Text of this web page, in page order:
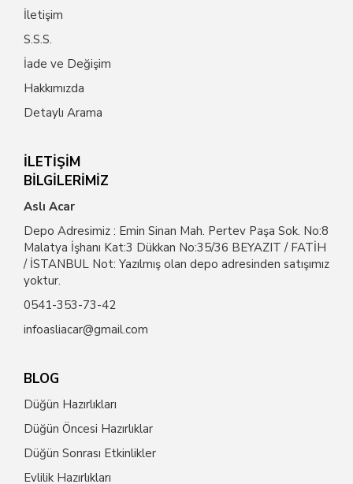
İletişim
S.S.S.
İade ve Değişim
Hakkımızda
Detaylı Arama
İLETİŞİM
BİLGİLERİMİZ
Aslı Acar
Depo Adresimiz : Emin Sinan Mah. Pertev Paşa Sok. No:8
Malatya İşhanı Kat:3 Dükkan No:35/36 BEYAZIT / FATİH
/ İSTANBUL Not: Yazılmış olan depo adresinden satışımız
yoktur.
0541-353-73-42
infoasliacar@gmail.com
BLOG
Düğün Hazırlıkları
Düğün Öncesi Hazırlıklar
Düğün Sonrası Etkinlikler
Evlilik Hazırlıkları